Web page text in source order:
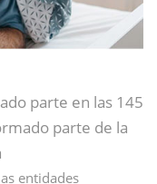
parte en las 145
parte de la
entidades